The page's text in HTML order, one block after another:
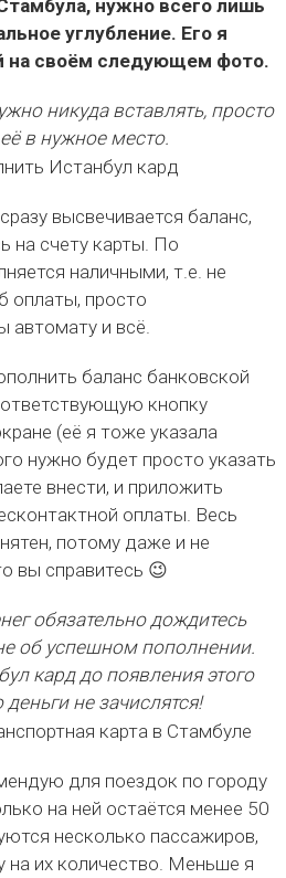
нужно всего лишь
углубление. Его я
на своём следующем фото.
никуда вставлять, просто
в нужное место.
высвечивается баланс,
на счету карты. По
наличными, т.е. не
оплаты, просто
автомату и всё.
баланс банковской
кнопку
(её я тоже указала
нужно будет просто указать
внести, и приложить
оплаты. Весь
потому даже и не
вы справитесь 😉
обязательно дождитесь
об успешном пополнении.
кард до появления этого
не зачислятся!
для поездок по городу
на ней остаётся менее 50
несколько пассажиров,
их количество. Меньше я